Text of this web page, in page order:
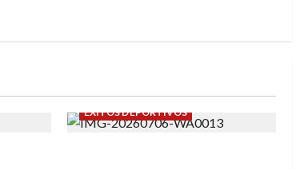
ÉXITOS DEPORTIVOS